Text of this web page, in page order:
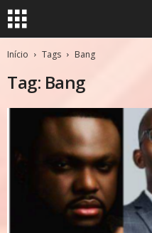
Início Tags Bang
Tag: Bang